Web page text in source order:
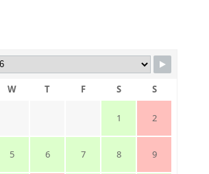
W T F S S
1 2
5 6 7 8 9